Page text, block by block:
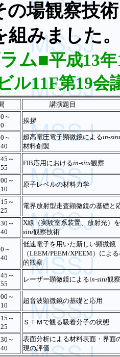
の場観察技
組みました
ム■平成13年
ル11F第19会
講演題目
～
挨拶
～
超高電圧電子顕微鏡によるin-situ
材料創製
～
FIB応用におけるin-situ観察
～
原子レベルの材料力学
～
電界放射型走査顕微鏡の基礎と
～
X線（実験室系装置、放射光）
situ観察技術
～
低速電子を用いた新しい顕微鏡
（LEEM/PEEM/XPEEM）によ
的観察
～
レーザー顕微鏡によるin-situ観察
～
超音波顕微鏡の基礎と応用
～
ＳＴＭで観る吸着分子の状
～
表面分析による材料表面・界面
現の評価